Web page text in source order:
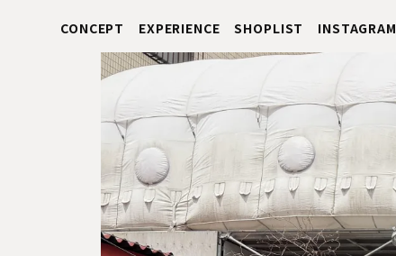
CONCEPT EXPERIENCE SHOPLIST INSTAGRAM